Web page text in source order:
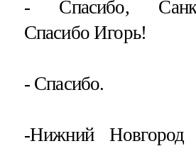
- Спасибо, Санкт-
Спасибо Игорь!
- Спасибо.
-Нижний